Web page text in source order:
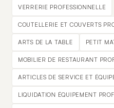
VERRERIE PROFESSIONNELLE
COUTELLERIE ET COUVERTS
ARTS DE LA TABLE PETIT
MOBILIER DE RESTAURANT
ARTICLES DE SERVICE ET
LIQUIDATION ÉQUIPEMENT